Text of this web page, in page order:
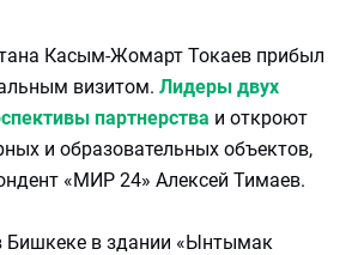
Касым-Жомарт Токаев прибыл
визитом. Лидеры двух
партнерства и откроют
и образовательных объектов,
«МИР 24» Алексей Тимаев.
Бишкеке в здании «Ынтымак